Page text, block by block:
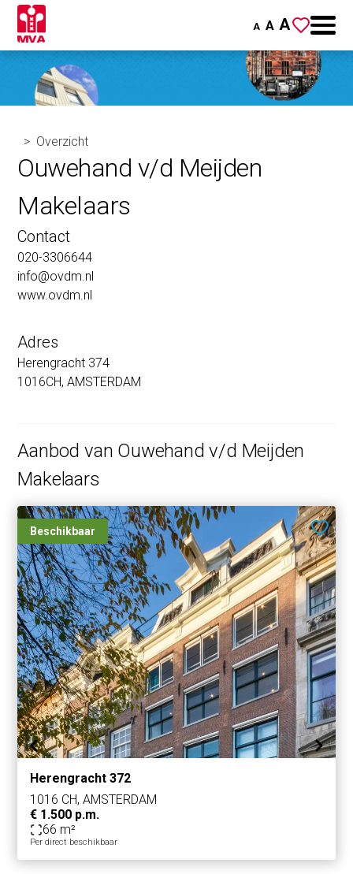
A A A
Overzicht
Ouwehand v/d Meijden
Makelaars
Contact
020-3306644
info@ovdm.nl
www.ovdm.nl
Adres
Herengracht 374
1016CH, AMSTERDAM
Aanbod van Ouwehand v/d Meijden
Makelaars
Beschikbaar
Herengracht 372
1016 CH, AMSTERDAM
€ 1.500 p.m.
66 m²
Per direct beschikbaar